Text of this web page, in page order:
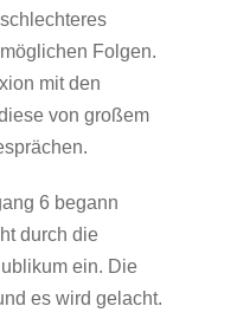
Folgen.
mit den
von großem
6 begann
durch die
ein. Die
es wird gelacht.